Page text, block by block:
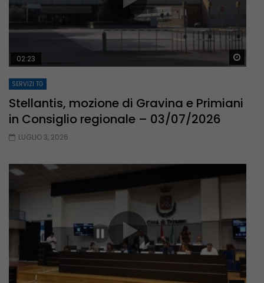
02:23
SERVIZI TG
Stellantis, mozione di Gravina e Primiani
in Consiglio regionale – 03/07/2026
LUGLIO 3, 2026